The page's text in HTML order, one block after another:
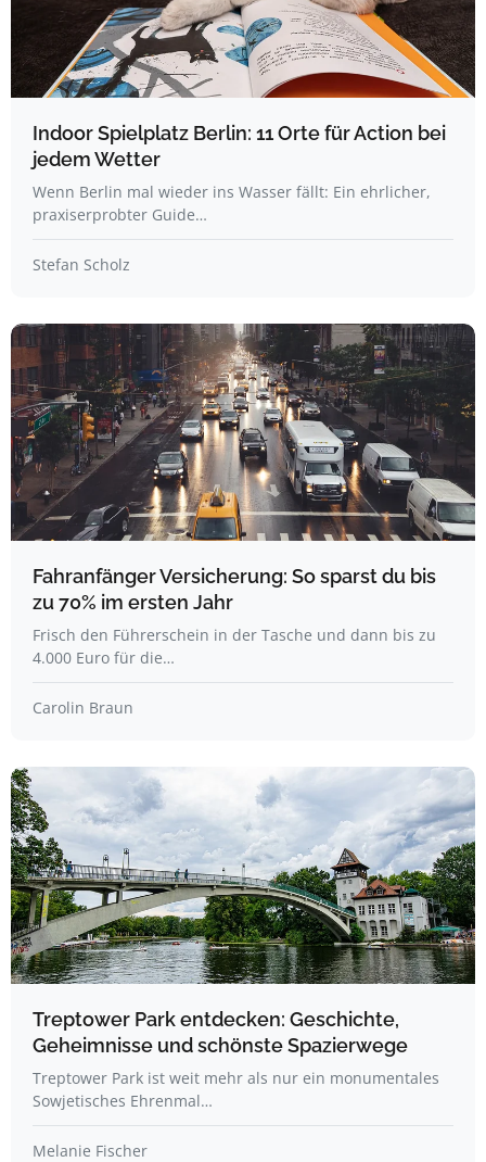
Indoor Spielplatz Berlin: 11 Orte für Action bei
jedem Wetter
Wenn Berlin mal wieder ins Wasser fällt: Ein ehrlicher,
praxiserprobter Guide…
Stefan Scholz
Fahranfänger Versicherung: So sparst du bis
zu 70% im ersten Jahr
Frisch den Führerschein in der Tasche und dann bis zu
4.000 Euro für die…
Carolin Braun
Treptower Park entdecken: Geschichte,
Geheimnisse und schönste Spazierwege
Treptower Park ist weit mehr als nur ein monumentales
Sowjetisches Ehrenmal…
Melanie Fischer